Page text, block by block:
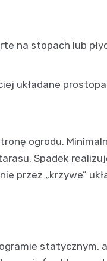
na stopach lub
układane
ogrodu.
Spadek
przez „krzywe”
statycznym,